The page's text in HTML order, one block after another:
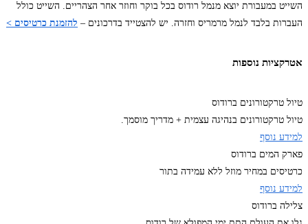
השייט במעבורת יוצא מנמל רודוס בכל בוקר וחוזר אחר הצהריים. השייט כולל
העברות בלבד לנמל מרמריס וחזרה. יש להצטייד בדרכונים – להזמנת כרטיסים >
אטרקציות נוספות
טיול טרקטורונים ברודוס
טיול טרקטורונים בנהיגה עצמית + מדריך מוסמך.
למידע נוסף
פארק המים ברודוס
כרטיסים במחיר מוזל ללא עמידה בתור
למידע נוסף
צלילה ברודוס